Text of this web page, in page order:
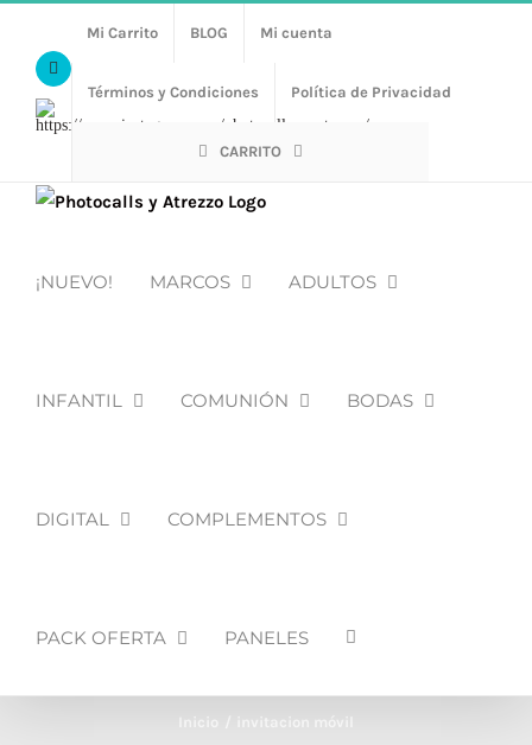
contenidoFacebook
Https://www.instagram.com/photocalls_y_atrezzo/
Mi Carrito BLOG Mi cuenta
Términos y Condiciones Política de Privacidad
CARRITO
¡NUEVO! MARCOS ADULTOS
INFANTIL COMUNIÓN BODAS
DIGITAL COMPLEMENTOS
PACK OFERTA PANELES
Inicio invitacion móvil